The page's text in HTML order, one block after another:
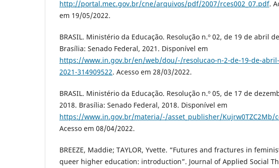
http://portal.mec.gov.br/cne/arquivos/pdf/2007/rces002_07.pdf.
em 19/05/2022.
BRASIL. Ministério da Educação. Resolução n.º 02, de 19 de abril
Brasília: Senado Federal, 2021. Disponível em
https://www.in.gov.br/en/web/dou/-/resolucao-n-2-de-19-de-
2021-314909522. Acesso em 28/03/2022.
BRASIL. Ministério da Educação. Resolução n.º 05, de 17 de
2018. Brasília: Senado Federal, 2018. Disponível em
https://www.in.gov.br/materia/-/asset_publisher/Kujrw0TZC2Mb/
Acesso em 08/04/2022.
BREEZE, Maddie; TAYLOR, Yvette. “Futures and fractures in
queer higher education: introduction”. Journal of Applied Social